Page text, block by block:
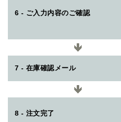
6 - ご入力内容のご確認
7 - 在庫確認メール
8 - 注文完了